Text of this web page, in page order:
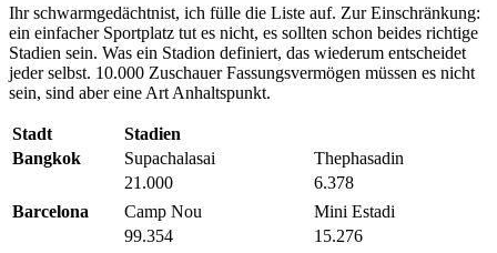
Ihr schwarmgedächtnist, ich fülle die Liste auf. Zur Einschränkung:
ein einfacher Sportplatz tut es nicht, es sollten schon beides richtige
Stadien sein. Was ein Stadion definiert, das wiederum entscheidet
jeder selbst. 10.000 Zuschauer Fassungsvermögen müssen es nicht
sein, sind aber eine Art Anhaltspunkt.
Stadt
Stadien
Bangkok
Supachalasai
Thephasadin
21.000
6.378
Barcelona
Camp Nou
Mini Estadi
99.354
15.276